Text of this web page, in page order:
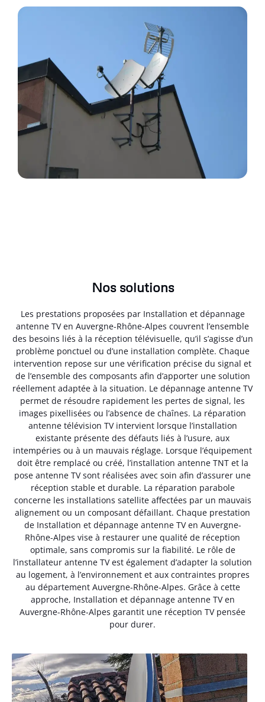
Nos solutions
Les prestations proposées par Installation et dépannage
antenne TV en Auvergne-Rhône-Alpes couvrent l’ensemble
des besoins liés à la réception télévisuelle, qu’il s’agisse d’un
problème ponctuel ou d’une installation complète. Chaque
intervention repose sur une vérification précise du signal et
de l’ensemble des composants afin d’apporter une solution
réellement adaptée à la situation. Le dépannage antenne TV
permet de résoudre rapidement les pertes de signal, les
images pixellisées ou l’absence de chaînes. La réparation
antenne télévision TV intervient lorsque l’installation
existante présente des défauts liés à l’usure, aux
intempéries ou à un mauvais réglage. Lorsque l’équipement
doit être remplacé ou créé, l’installation antenne TNT et la
pose antenne TV sont réalisées avec soin afin d’assurer une
réception stable et durable. La réparation parabole
concerne les installations satellite affectées par un mauvais
alignement ou un composant défaillant. Chaque prestation
de Installation et dépannage antenne TV en Auvergne-
Rhône-Alpes vise à restaurer une qualité de réception
optimale, sans compromis sur la fiabilité. Le rôle de
l’installateur antenne TV est également d’adapter la solution
au logement, à l’environnement et aux contraintes propres
au département Auvergne-Rhône-Alpes. Grâce à cette
approche, Installation et dépannage antenne TV en
Auvergne-Rhône-Alpes garantit une réception TV pensée
pour durer.